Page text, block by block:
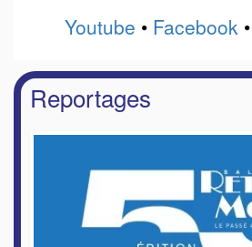
Youtube • Facebook •
Reportages